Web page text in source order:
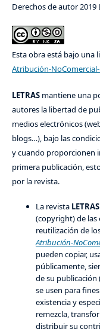
Derechos de autor 2019
Esta obra está bajo una
Atribución-
LETRASmantiene una
autores la libertad de
medios electrónicos
blogs…), bajo las
y cuando proporcionen
primera publicación,
por la revista.
La revista LETRAS
(copyright) de las
reutilización de
Atribución-
pueden copiar,
públicamente,
de su publicación
se usen para
existencia y
remezcla,
distribuir su